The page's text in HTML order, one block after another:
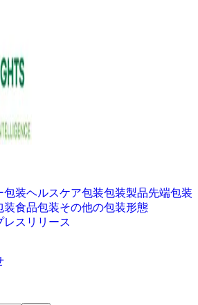
包装ヘルスケア包装包装製品先端包装
装食品包装その他の包装形態
レスリリース